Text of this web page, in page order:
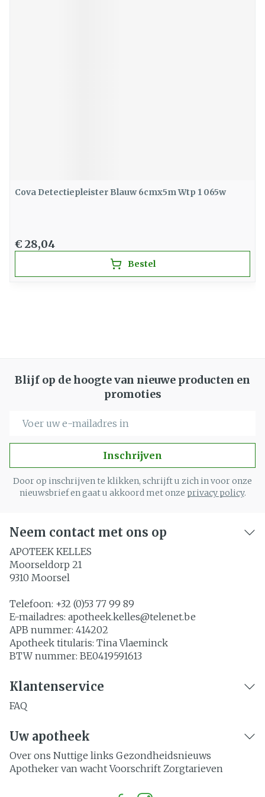
Cova Detectiepleister Blauw 6cmx5m Wtp 1 065w
€ 28,04
Bestel
Blijf op de hoogte van nieuwe producten en
promoties
Inschrijven
Door op inschrijven te klikken, schrijft u zich in voor onze
nieuwsbrief en gaat u akkoord met onze privacy policy.
Neem contact met ons op
APOTEEK KELLES
Moorseldorp 21
9310 Moorsel
Telefoon: +32 (0)53 77 99 89
E-mailadres: apotheek.kelles@telenet.be
APB nummer: 414202
Apotheek titularis: Tina Vlaeminck
BTW nummer: BE0419591613
Klantenservice
FAQ
Uw apotheek
Over ons Nuttige links Gezondheidsnieuws
Apotheker van wacht Voorschrift Zorgtarieven